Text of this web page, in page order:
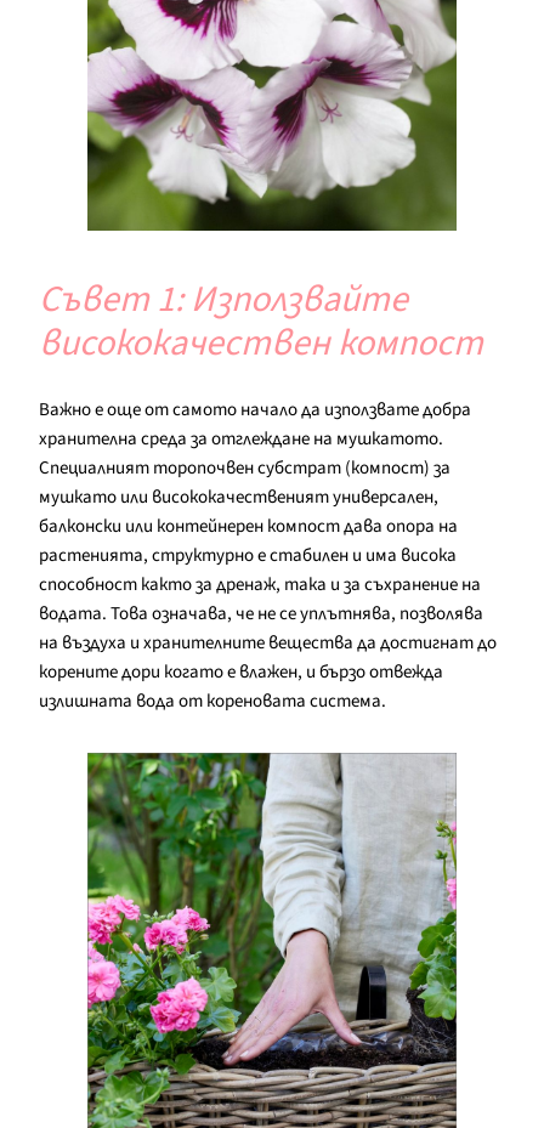
Съвет 1: Използвайте
висококачествен компост
Важно е още от самото начало да използвате добра
хранителна среда за отглеждане на мушкатото.
Специалният торопочвен субстрат (компост) за
мушкато или висококачественият универсален,
балконски или контейнерен компост дава опора на
растенията, структурно е стабилен и има висока
способност както за дренаж, така и за съхранение на
водата. Това означава, че не се уплътнява, позволява
на въздуха и хранителните вещества да достигнат до
корените дори когато е влажен, и бързо отвежда
излишната вода от кореновата система.